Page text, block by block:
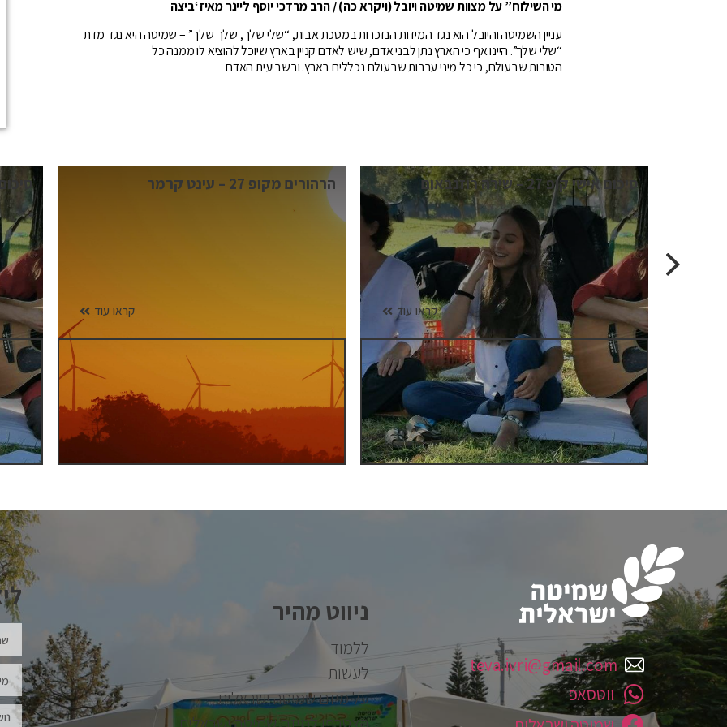
מיהשילוח” על מצוותשמיטהויובל (ויקרא כה)/הרב מרדכייוסף ליינרמאיז‘ביצה
עניין השמיטה והיובל הוא נגד המידות הנזכרות במסכת אבות, “שלי שלך, שלך שלך” – שמיטה היא נגד מדת
“שלי שלך”. היינו אף כי הארץ נתן לבני אדם, שיש לאדם קניין בארץ שיוכל להוציא לו ממנה כל
הטובות שבעולם, כי כל מיני ערבות שבעולם נכללים בארץ. ובשביעית האדם
הרהורים מקופ 27 – עינט קרמר
קראו עוד
סיכום פעילות ציבורית
קראו עוד
teva.ivri@gmail.com
ווטסאפ
ניווט מהיר
ללמוד
לעשות
על מיזם שמיטה ישראלית